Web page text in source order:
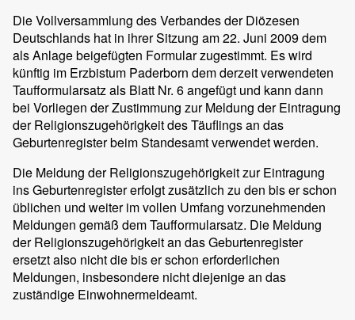
Die Vollversammlung des Verbandes der Diözesen
Deutschlands hat in ihrer Sitzung am 22. Juni 2009 dem
als Anlage beigefügten Formular zugestimmt. Es wird
künftig im Erzbistum Paderborn dem derzeit verwendeten
Taufformularsatz als Blatt Nr. 6 angefügt und kann dann
bei Vorliegen der Zustimmung zur Meldung der Eintragung
der Religionszugehörigkeit des Täuflings an das
Geburtenregister beim Standesamt verwendet werden.
Die Meldung der Religionszugehörigkeit zur Eintragung
ins Geburtenregister erfolgt zusätzlich zu den bis er schon
üblichen und weiter im vollen Umfang vorzunehmenden
Meldungen gemäß dem Taufformularsatz. Die Meldung
der Religionszugehörigkeit an das Geburtenregister
ersetzt also nicht die bis er schon erforderlichen
Meldungen, insbesondere nicht diejenige an das
zuständige Einwohnermeldeamt.